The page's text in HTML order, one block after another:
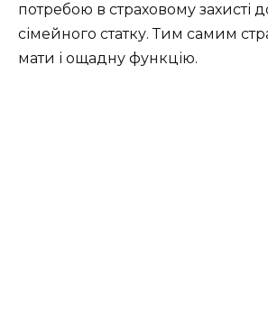
потребою в страховому захисті
сімейного статку.Тим самим
мати і ощадну функцію.